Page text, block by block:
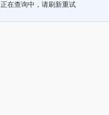
正在查询中，请刷新重试